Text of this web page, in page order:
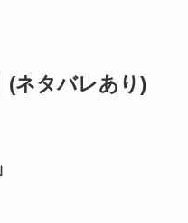
(ネタバレあり)